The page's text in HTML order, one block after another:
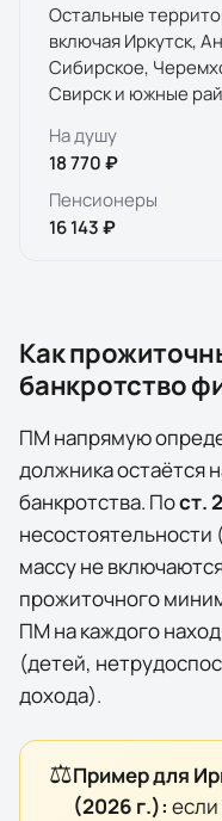
Остальные
включая Иркутск,
Сибирское,
Свирск и южные
На душу
18 770 ₽
Пенсионеры
16 143 ₽
Как
банкротство
ПМ напрямую
должника остаётся
банкротства. Пост.
несостоятельности
массуне
прожиточного
ПМ на каждого
(детей,
дохода).
⚖️Пример для
(2026 г.):